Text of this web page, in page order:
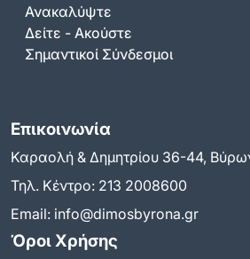
Ανακαλύψτε
Δείτε - Ακούστε
Σημαντικοί Σύνδεσμοι
Επικοινωνία
Καραολή & Δημητρίου 36-44,
Τηλ. Κέντρο: 213 2008600
Email: info@dimosbyrona.gr
Όροι Χρήσης